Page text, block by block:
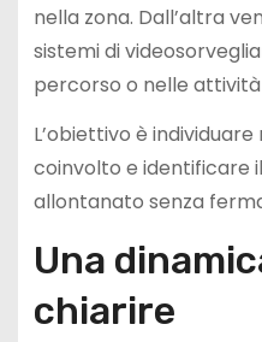
nella zona. Dall’altra
sistemi di
percorso o nelle
L’obiettivo è
coinvolto e identificare
allontanato senza
Una
chiarire